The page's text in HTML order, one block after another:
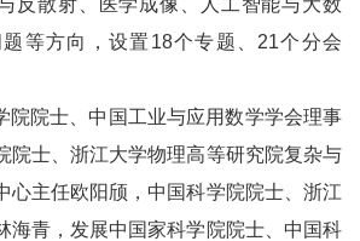
反散射、医学成像、人工智能与大数
等方向，设置18个专题、21个分会
院院士、中国工业与应用数学学会理事
院士、浙江大学物理高等研究院复杂与
心主任欧阳颀，中国科学院院士、浙江
海青，发展中国家科学院院士、中国科